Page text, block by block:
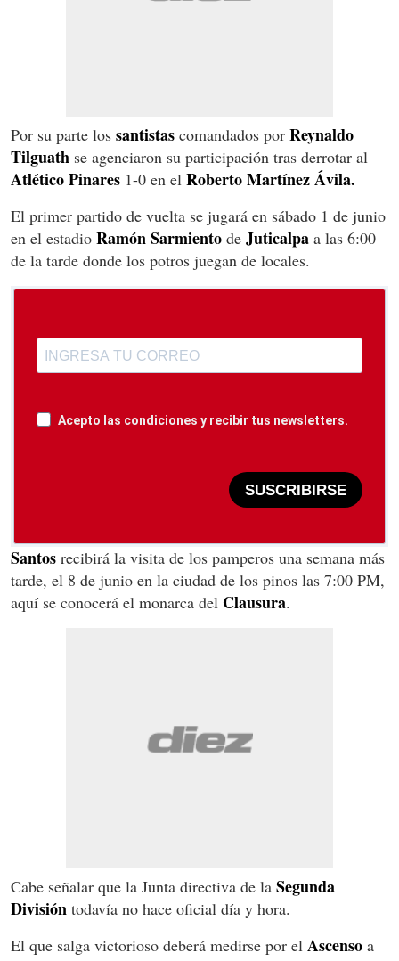
Por su parte los santistas comandados por Reynaldo
Tilguath se agenciaron su participación tras derrotar al
AtléticoPinares 1-0 en el RobertoMartínez Ávila.
El primer partido de vuelta se jugará en sábado 1 de junio
en el estadio RamónSarmiento de Juticalpa a las 6:00
de la tarde donde los potros juegan de locales.
Acepto las condiciones y recibir tus newsletters.
SUSCRIBIRSE
Santos recibirá la visita de los pamperos una semana más
tarde, el 8 de junio en la ciudad de los pinos las 7:00 PM,
aquí se conocerá el monarca del Clausura.
Cabe señalar que la Junta directiva de la Segunda
División todavía no hace oficial día y hora.
El que salga victorioso deberá medirse por el Ascenso a